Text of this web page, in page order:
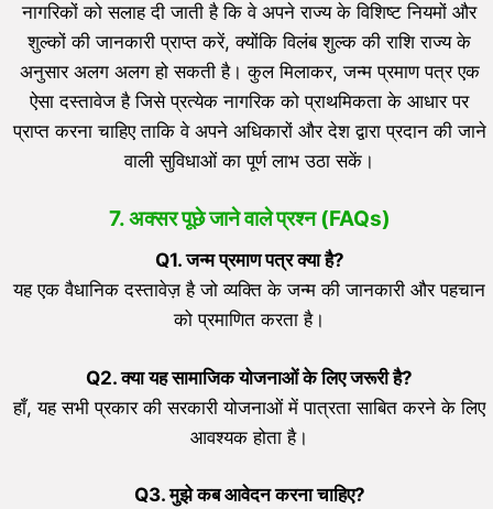
नागरिकों को सलाह दी जाती है कि वे अपने राज्य के विशिष्ट नियमों और
शुल्कों की जानकारी प्राप्त करें, क्योंकि विलंब शुल्क की राशि राज्य के
अनुसार अलग अलग हो सकती है। कुल मिलाकर, जन्म प्रमाण पत्र एक
ऐसा दस्तावेज है जिसे प्रत्येक नागरिक को प्राथमिकता के आधार पर
प्राप्त करना चाहिए ताकि वे अपने अधिकारों और देश द्वारा प्रदान की जाने
वाली सुविधाओं का पूर्ण लाभ उठा सकें।
7.अक्सर पूछे जाने वाले प्रश्न (FAQs)
Q1.जन्म प्रमाण पत्र क्या है?
यह एक वैधानिक दस्तावेज़ है जो व्यक्ति के जन्म की जानकारी और पहचान
को प्रमाणित करता है।
Q2.क्या यह सामाजिक योजनाओं के लिए जरूरी है?
हाँ, यह सभी प्रकार की सरकारी योजनाओं में पात्रता साबित करने के लिए
आवश्यक होता है।
Q3.मुझे कब आवेदन करना चाहिए?